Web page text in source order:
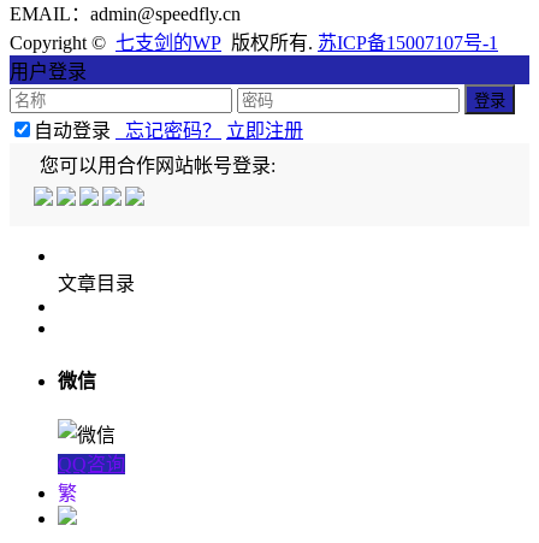
EMAIL：admin@speedfly.cn
Copyright © 七支剑的WP 版权所有. 苏ICP备15007107号-1
用户登录
自动登录 忘记密码？
立即注册
您可以用合作网站帐号登录:
文章目录
微信
QQ咨询
繁